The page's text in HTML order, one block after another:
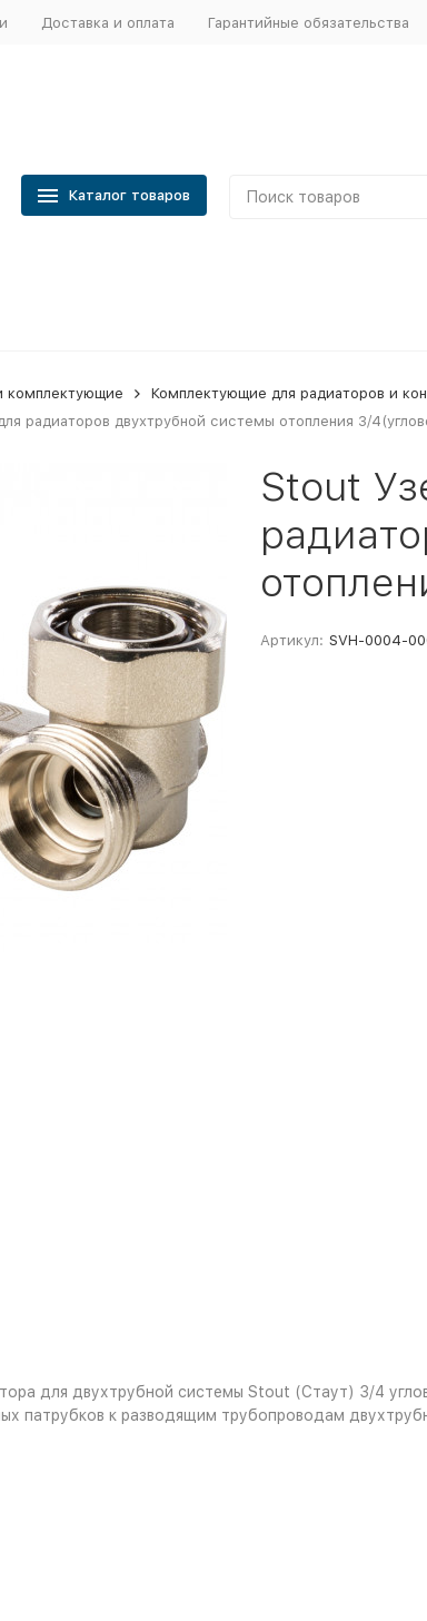
Доставка и оплата Гарантийные обязательства
Каталог товаров
комплектующие
Комплектующие для радиаторов и
радиаторов двухтрубной системы отопления 3/
Stout
Артикул: SVH-0004-
для двухтрубной системы Stout (Стаут) 3/4
патрубков к разводящим трубопроводам